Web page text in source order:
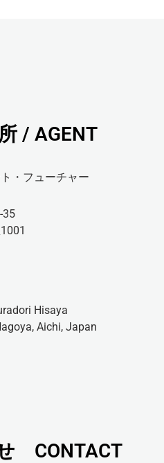
/ AGENT
・フューチャー
35
Hisaya
Aichi, Japan
CONTACT